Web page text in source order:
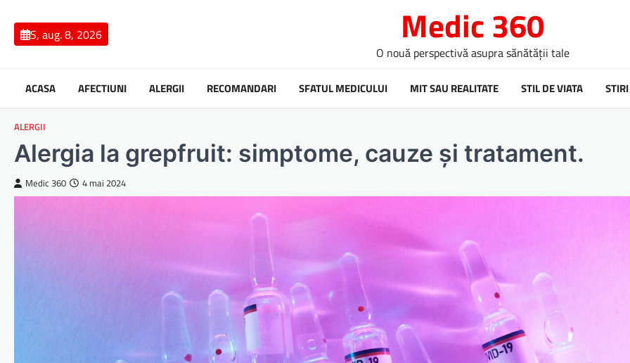
contentS, aug. 8, 2026 Medic 360
O nouă perspectivă asupra sănătății tale
ACASA AFECTIUNI ALERGII RECOMANDARI SFATUL MEDICULUI MIT SAU REALITATE STIL DE VIATA STIRI
ALERGII
Alergia la grepfruit: simptome, cauze și tratament.
Medic 360 4 mai 2024